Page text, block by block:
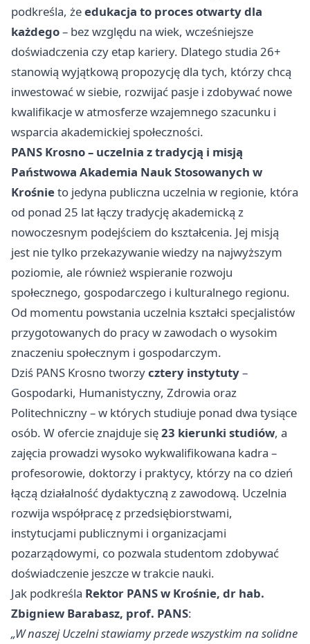
podkreśla, żeedukacja to proces otwarty dla
każdego– bez względu na wiek, wcześniejsze
doświadczenia czy etap kariery. Dlatego studia 26+
stanowią wyjątkową propozycję dla tych, którzy chcą
inwestować w siebie, rozwijać pasje i zdobywać nowe
kwalifikacje w atmosferze wzajemnego szacunku i
wsparcia akademickiej społeczności.
PANS Krosno – uczelnia z tradycją i misją
Państwowa Akademia Nauk Stosowanych w
Krośnieto jedyna publiczna uczelnia w regionie, która
od ponad 25 lat łączy tradycję akademicką z
nowoczesnym podejściem do kształcenia. Jej misją
jest nie tylko przekazywanie wiedzy na najwyższym
poziomie, ale również wspieranie rozwoju
społecznego, gospodarczego i kulturalnego regionu.
Od momentu powstania uczelnia kształci specjalistów
przygotowanych do pracy w zawodach o wysokim
znaczeniu społecznym i gospodarczym.
Dziś PANS Krosno tworzycztery instytuty–
Gospodarki, Humanistyczny, Zdrowia oraz
Politechniczny – w których studiuje ponad dwa tysiące
osób. W ofercie znajduje się23 kierunki studiów, a
zajęcia prowadzi wysoko wykwalifikowana kadra –
profesorowie, doktorzy i praktycy, którzy na co dzień
łączą działalność dydaktyczną z zawodową. Uczelnia
rozwija współpracę z przedsiębiorstwami,
instytucjami publicznymi i organizacjami
pozarządowymi, co pozwala studentom zdobywać
doświadczenie jeszcze w trakcie nauki.
Jak podkreśla Rektor PANS w Krośnie, dr hab.
Zbigniew Barabasz, prof. PANS:
„W naszej Uczelni stawiamy przede wszystkim na solidne